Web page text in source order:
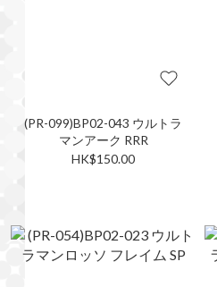
(PR-099)BP02-043 ウルトラ
マンアーク RRR
HK$150.00